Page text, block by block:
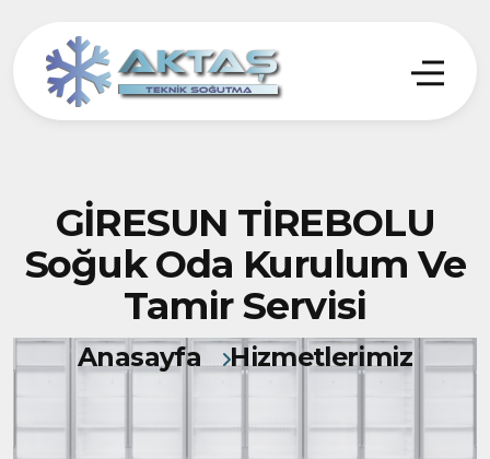
GİRESUN TİREBOLU
Soğuk Oda Kurulum Ve
Tamir Servisi
Anasayfa Hizmetlerimiz